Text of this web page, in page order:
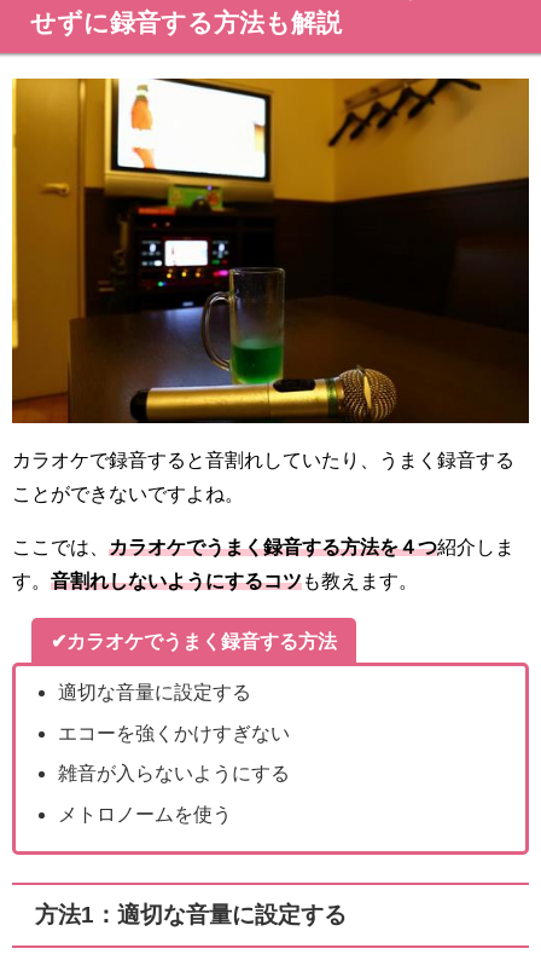
せずに録音する方法も解説
カラオケで録音すると音割れしていたり、うまく録音する
ことができないですよね。
ここでは、 カラオケでうまく録音する方法を４つ紹介しま
す。 音割れしないようにするコツも教えます。
✔カラオケでうまく録音する方法
適切な音量に設定する
エコーを強くかけすぎない
雑音が入らないようにする
メトロノームを使う
方法1：適切な音量に設定する